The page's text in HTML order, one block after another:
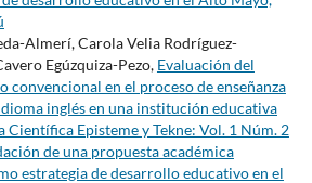
Almerí, Carola Velia Rodríguez-
Egúzquiza-Pezo, Evaluación del
convencional en el proceso de enseñanza
inglés en una institución educativa
Científica Episteme y Tekne: Vol. 1 Núm. 2
de una propuesta académica
estrategia de desarrollo educativo en el